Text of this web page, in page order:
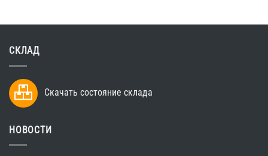
СКЛАД
Скачать состояние склада
НОВОСТИ